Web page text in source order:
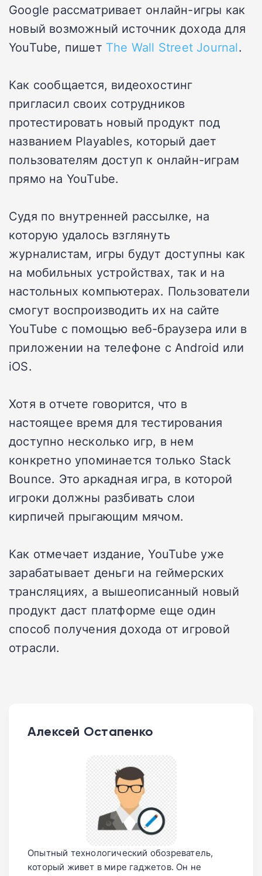
Google рассматривает онлайн-игры как
новый возможный источник дохода для
YouTube, пишет The Wall Street Journal.
Как сообщается, видеохостинг
пригласил своих сотрудников
протестировать новый продукт под
названием Playables, который дает
пользователям доступ к онлайн-играм
прямо на YouTube.
Судя по внутренней рассылке, на
которую удалось взглянуть
журналистам, игры будут доступны как
на мобильных устройствах, так и на
настольных компьютерах. Пользователи
смогут воспроизводить их на сайте
YouTube с помощью веб-браузера или в
приложении на телефоне с Android или
iOS.
Хотя в отчете говорится, что в
настоящее время для тестирования
доступно несколько игр, в нем
конкретно упоминается только Stack
Bounce. Это аркадная игра, в которой
игроки должны разбивать слои
кирпичей прыгающим мячом.
Как отмечает издание, YouTube уже
зарабатывает деньги на геймерских
трансляциях, а вышеописанный новый
продукт даст платформе еще один
способ получения дохода от игровой
отрасли.
Алексей Остапенко
Опытный технологический обозреватель,
который живет в мире гаджетов. Он не